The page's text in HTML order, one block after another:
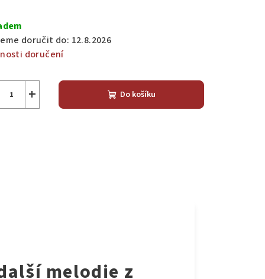
doručit do: 12.8.2026
doručení
+ Do košíku
melodie z